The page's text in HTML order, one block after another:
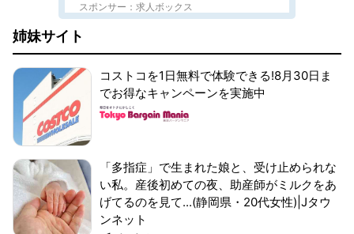
スポンサー：求人ボックス
姉妹サイト
コストコを1日無料で体験できる!8月30日ま
でお得なキャンペーンを実施中
「多指症」で生まれた娘と、受け止められな
い私。産後初めての夜、助産師がミルクをあ
げてるのを見て...(静岡県・20代女性)|Jタウ
ンネット